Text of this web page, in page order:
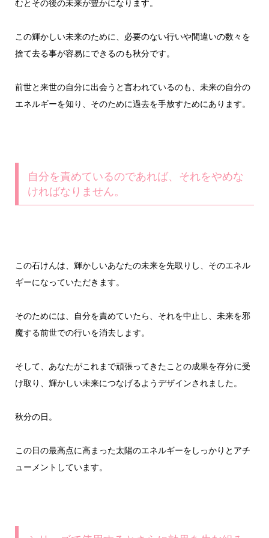
むとその後の未来が豊かになります。
この輝かしい未来のために、必要のない行いや間違いの数々を
捨て去る事が容易にできるのも秋分です。
前世と来世の自分に出会うと言われているのも、未来の自分の
エネルギーを知り、そのために過去を手放すためにあります。
自分を責めているのであれば、それをやめな
ければなりません。
この石けんは、輝かしいあなたの未来を先取りし、そのエネル
ギーになっていただきます。
そのためには、自分を責めていたら、それを中止し、未来を邪
魔する前世での行いを消去します。
そして、あなたがこれまで頑張ってきたことの成果を存分に受
け取り、輝かしい未来につなげるようデザインされました。
秋分の日。
この日の最高点に高まった太陽のエネルギーをしっかりとアチ
ューメントしています。